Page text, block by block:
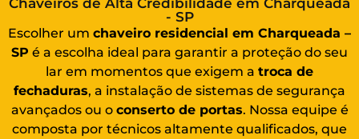
- SP
Escolher um chaveiro residencial em Charqueada –
SP é a escolha ideal para garantir a proteção do seu
lar em momentos que exigem a troca de
fechaduras, a instalação de sistemas de segurança
avançados ou o conserto de portas. Nossa equipe é
composta por técnicos altamente qualificados, que